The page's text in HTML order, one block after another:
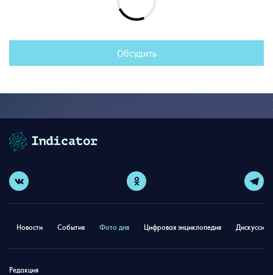
Обсудить
Новости События Фото дня Цифровая энциклопедия
Редакция